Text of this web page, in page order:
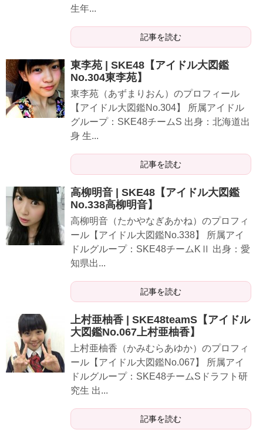
生年...
記事を読む
東李苑 | SKE48【アイドル大図鑑
No.304東李苑】
東李苑（あずまりおん）のプロフィール
【アイドル大図鑑No.304】 所属アイドル
グループ：SKE48チームS 出身：北海道出
身 生...
記事を読む
高柳明音 | SKE48【アイドル大図鑑
No.338高柳明音】
高柳明音（たかやなぎあかね）のプロフィ
ール【アイドル大図鑑No.338】 所属アイ
ドルグループ：SKE48チームKⅡ 出身：愛
知県出...
記事を読む
上村亜柚香 | SKE48teamS【アイドル
大図鑑No.067上村亜柚香】
上村亜柚香（かみむらあゆか）のプロフィ
ール【アイドル大図鑑No.067】 所属アイ
ドルグループ：SKE48チームSドラフト研
究生 出...
記事を読む